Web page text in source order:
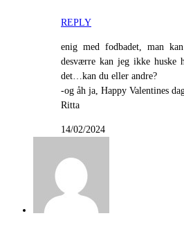
REPLY
enig med fodbadet, man
desværre kan jeg ikke huske
det…kan du eller andre?
-og åh ja, Happy Valentines
Ritta
14/02/2024